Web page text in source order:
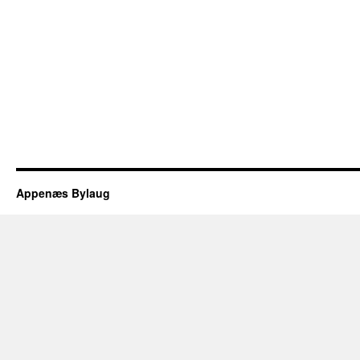
Appenæs Bylaug